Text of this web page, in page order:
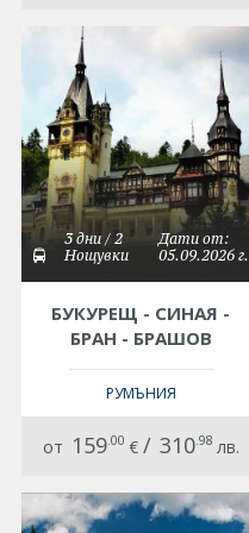
3 дни / 2
Нощувки
Дати от:
05.09.2026 г.
БУКУРЕЩ - СИНАЯ -
БРАН - БРАШОВ
РУМЪНИЯ
от 159.00 €/ 310.98 лв.